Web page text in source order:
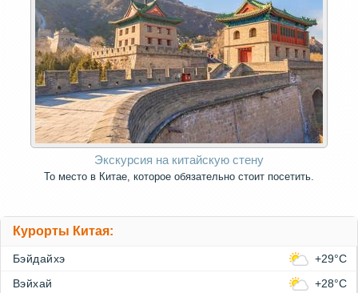
Экскурсия на китайскую стену
То место в Китае, которое обязательно стоит посетить.
Курорты Китая:
Бэйдайхэ
+29°C
Вэйхай
+28°C